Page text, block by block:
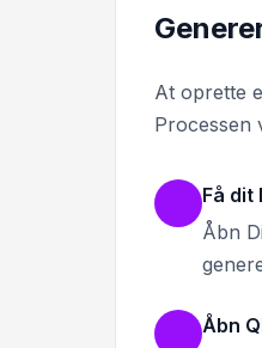
At oprette
Processen
Få dit
Åbn
Åbn